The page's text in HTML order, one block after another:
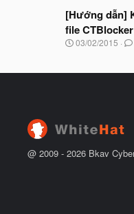
đ
ầ
u
à
b
ắ
[Hướng dẫn]
file CTBlocker
N
y
ầ
03/02/2015
@ 2009 - 2026 Bkav